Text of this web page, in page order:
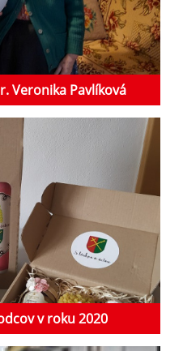
Veronika Pavlíková
v roku 2020